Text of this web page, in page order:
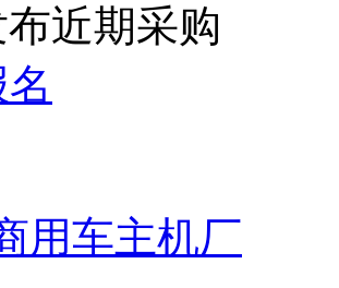
近期采购
用车主机厂